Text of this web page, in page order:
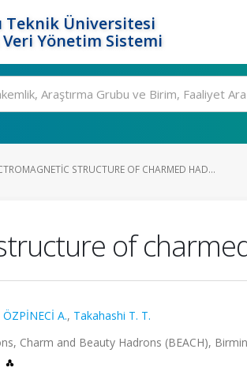
Teknik Üniversitesi
Yönetim Sistemi
STRUCTURE OF CHARMED HAD...
of
ÖZPİNECİ A., Takahashi T. T.
Charm and Beauty Hadrons (BEACH),